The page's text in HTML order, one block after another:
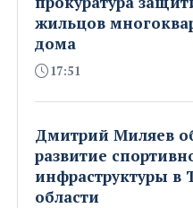
жильцов
дома
17:51
Дмитрий Миляев
развитие
инфраструктуры в
области